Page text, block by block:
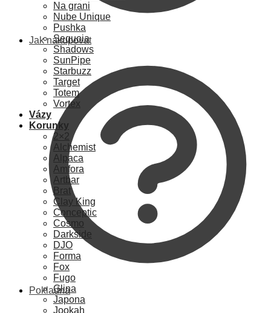
Jak nakupovat
Pokladna
Na grani
Nube Unique
Pushka
Sequoia
Shadows
SunPipe
Starbuzz
Target
Totem
Vortex
Vázy
Korunky
2×2
Alchemist
Alpaca
Amfora
Artbar
Brat
Clay King
Conceptic
Cosmo
Darkside
DJO
Forma
Fox
Fugo
Glina
Japona
Jookah